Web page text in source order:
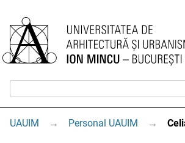
UAUIM → Personal UAUIM →